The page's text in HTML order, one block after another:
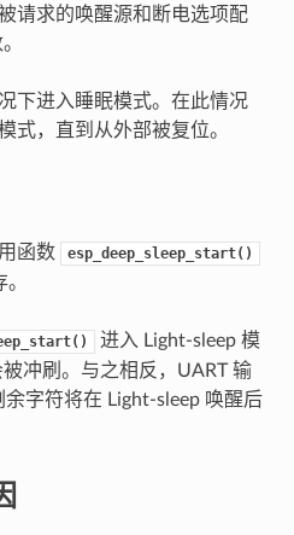
请求的唤醒源和断电选项配
下进入睡眠模式。在此情况
式，直到从外部被复位。
函数 esp_deep_sleep_start()
进入 Light-sleep 模
冲刷。与之相反，UART 输
字符将在 Light-sleep 唤醒后